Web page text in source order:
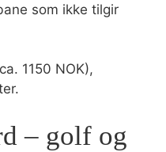
som ikke tilgir
1150 NOK),
– golf og